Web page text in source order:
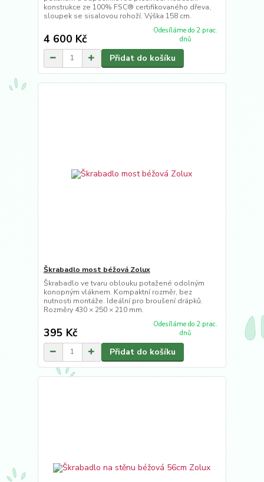
konstrukce ze 100% FSC® certifikovaného dřeva,
sloupek se sisalovou rohoží. Výška 158 cm.
4 600 Kč
Odesíláme do 2 prac.
dnů
Přidat do košíku
Škrabadlo most béžová Zolux
Škrabadlo ve tvaru oblouku potažené odolným
konopným vláknem. Kompaktní rozměr, bez
nutnosti montáže. Ideální pro broušení drápků.
Rozměry 430 × 250 × 210 mm.
395 Kč
Odesíláme do 2 prac.
dnů
Přidat do košíku